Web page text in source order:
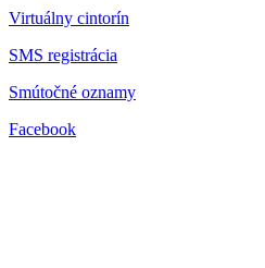
Virtuálny cintorín
SMS registrácia
Smútočné oznamy
Facebook